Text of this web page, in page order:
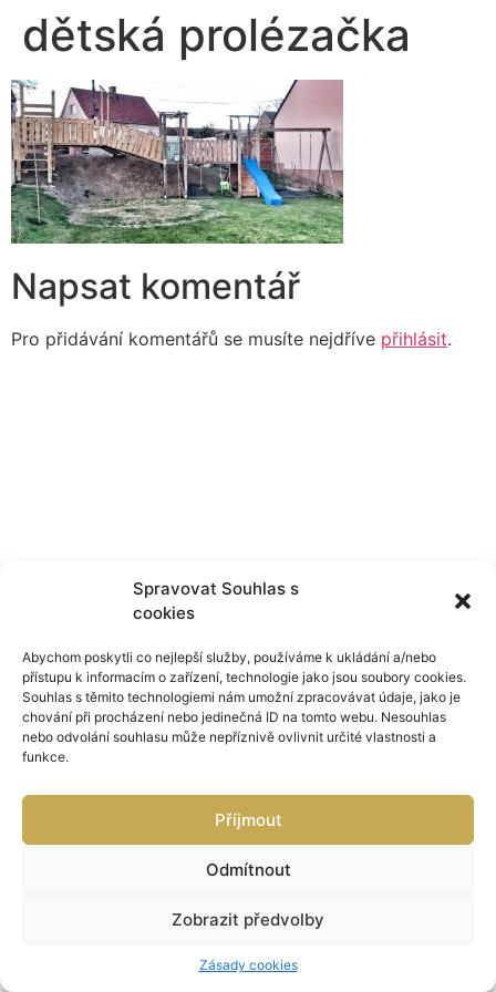
Spravovat Souhlas s
cookies
Abychom poskytli co nejlepší služby, používáme k ukládání a/nebo
přístupu k informacím o zařízení, technologie jako jsou soubory cookies.
Souhlas s těmito technologiemi nám umožní zpracovávat údaje, jako je
chování při procházení nebo jedinečná ID na tomto webu. Nesouhlas
nebo odvolání souhlasu může nepříznivě ovlivnit určité vlastnosti a
funkce.
Příjmout
Odmítnout
Zobrazit předvolby
Zásady cookies
dětská prolézačka
Napsat komentář
Pro přidávání komentářů se musíte nejdříve přihlásit.